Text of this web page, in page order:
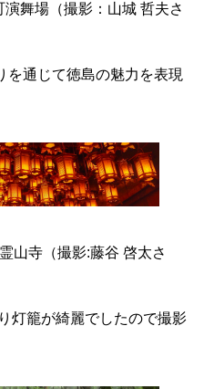
舞場（撮影：山城 哲夫さ
を通じて徳島の魅力を表現
山寺（撮影:藤谷 啓太さ
灯籠が綺麗でしたので撮影